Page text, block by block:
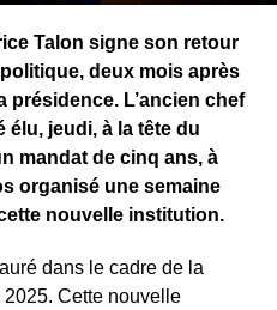
Talon signe son retour
deux mois après
présidence. L’ancien chef
élu, jeudi, à la tête du
mandat de cinq ans, à
organisé une semaine
nouvelle institution.
dans le cadre de la
Cette nouvelle